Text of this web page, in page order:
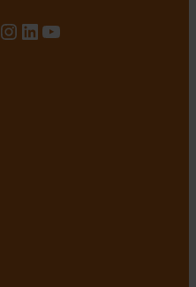
Instagram
LinkedIn
YouTube